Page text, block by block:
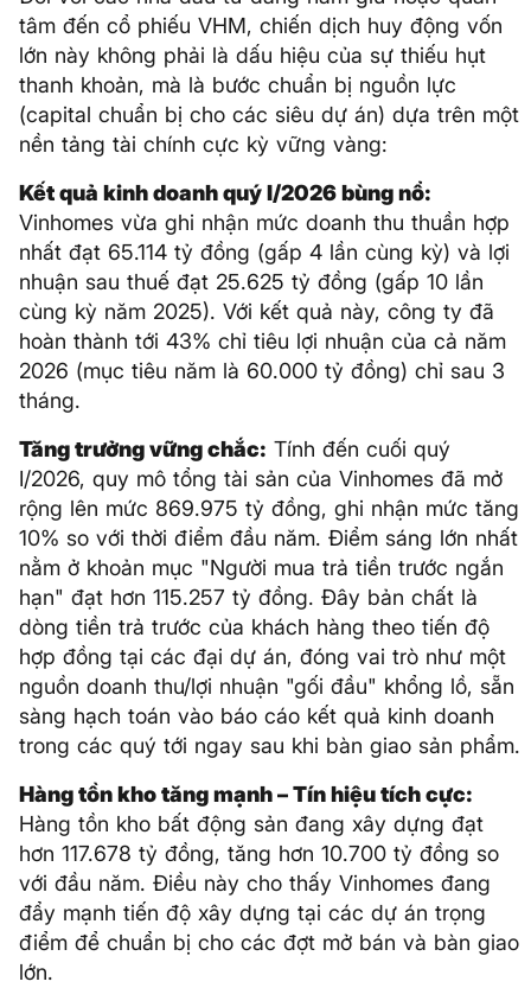
tâm đến cổ phiếu VHM, chiến dịch huy động vốn
lớn này không phải là dấu hiệu của sự thiếu hụt
thanh khoản, mà là bước chuẩn bị nguồn lực
(capital chuẩn bị cho các siêu dự án) dựa trên một
nền tảng tài chính cực kỳ vững vàng:
Kết quả kinh doanh quý I/2026 bùng nổ:
Vinhomes vừa ghi nhận mức doanh thu thuần hợp
nhất đạt 65.114 tỷ đồng (gấp 4 lần cùng kỳ) và lợi
nhuận sau thuế đạt 25.625 tỷ đồng (gấp 10 lần
cùng kỳ năm 2025). Với kết quả này, công ty đã
hoàn thành tới 43% chỉ tiêu lợi nhuận của cả năm
2026 (mục tiêu năm là 60.000 tỷ đồng) chỉ sau 3
tháng.
Tăng trưởng vững chắc: Tính đến cuối quý
I/2026, quy mô tổng tài sản của Vinhomes đã mở
rộng lên mức 869.975 tỷ đồng, ghi nhận mức tăng
10% so với thời điểm đầu năm. Điểm sáng lớn nhất
nằm ở khoản mục "Người mua trả tiền trước ngắn
hạn" đạt hơn 115.257 tỷ đồng. Đây bản chất là
dòng tiền trả trước của khách hàng theo tiến độ
hợp đồng tại các đại dự án, đóng vai trò như một
nguồn doanh thu/lợi nhuận "gối đầu" khổng lồ, sẵn
sàng hạch toán vào báo cáo kết quả kinh doanh
trong các quý tới ngay sau khi bàn giao sản phẩm.
Hàng tồn kho tăng mạnh – Tín hiệu tích cực:
Hàng tồn kho bất động sản đang xây dựng đạt
hơn 117.678 tỷ đồng, tăng hơn 10.700 tỷ đồng so
với đầu năm. Điều này cho thấy Vinhomes đang
đẩy mạnh tiến độ xây dựng tại các dự án trọng
điểm để chuẩn bị cho các đợt mở bán và bàn giao
lớn.